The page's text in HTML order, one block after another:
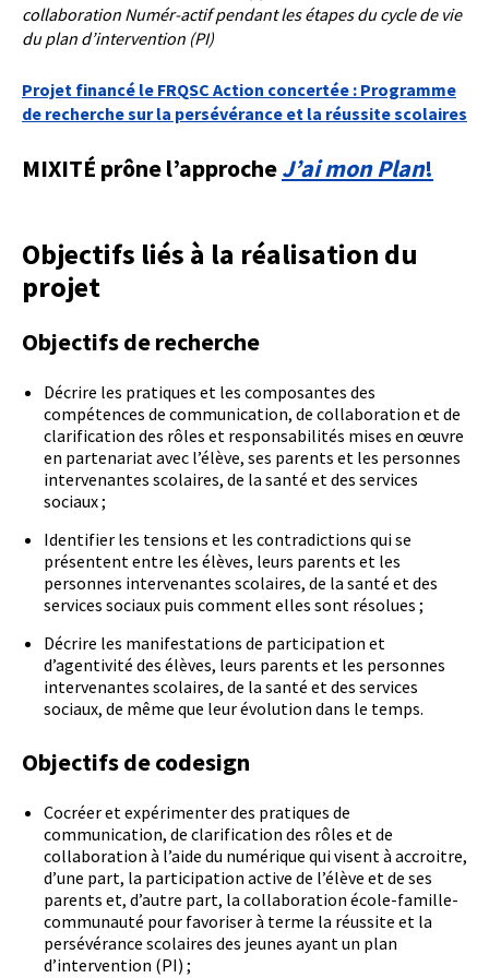
collaboration Numér-actif pendant les étapes du cycle de vie
du plan d’intervention (PI)
Projet financé le FRQSC Action concertée : Programme
de recherche sur la persévérance et la réussite scolaires
MIXITÉ prône l’approcheJ’ai mon Plan!
Objectifs liés à la réalisation du
projet
Objectifs de recherche
Décrire les pratiques et les composantes des
compétences de communication, de collaboration et de
clarification des rôles et responsabilités mises en œuvre
en partenariat avec l’élève, ses parents et les personnes
intervenantes scolaires, de la santé et des services
sociaux ;
Identifier les tensions et les contradictions qui se
présentent entre les élèves, leurs parents et les
personnes intervenantes scolaires, de la santé et des
services sociaux puis comment elles sont résolues ;
Décrire les manifestations de participation et
d’agentivité des élèves, leurs parents et les personnes
intervenantes scolaires, de la santé et des services
sociaux, de même que leur évolution dans le temps.
Objectifs de codesign
Cocréer et expérimenter des pratiques de
communication, de clarification des rôles et de
collaboration à l’aide du numérique qui visent à accroitre,
d’une part, la participation active de l’élève et de ses
parents et, d’autre part, la collaboration école-famille-
communauté pour favoriser à terme la réussite et la
persévérance scolaires des jeunes ayant un plan
d’intervention (PI) ;